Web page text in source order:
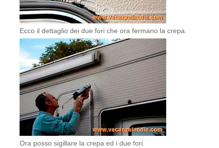
Ecco il dettaglio dei due fori che ora fermano la crepa.
Ora posso sigillare la crepa ed i due fori.